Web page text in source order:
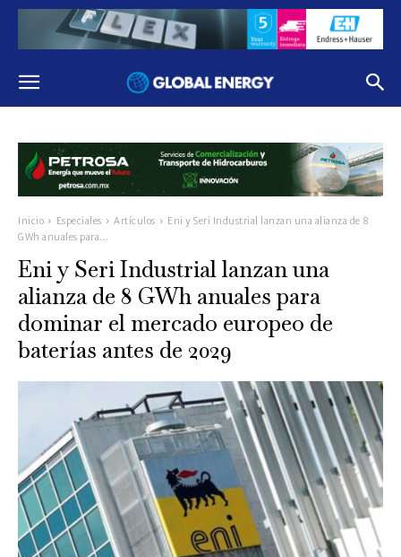
Inicio Especiales Artículos
Eni y Seri Industrial lanzan una alianza de 8
GWh anuales para...
Eni y Seri Industrial lanzan una
alianza de 8 GWh anuales para
dominar el mercado europeo de
baterías antes de 2029